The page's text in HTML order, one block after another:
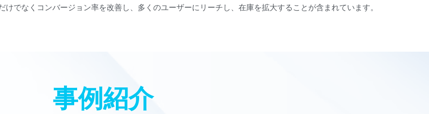
でなくコンバージョン率を改善し、多くのユーザーにリーチし、在庫を拡大することが含まれています。
事例紹介